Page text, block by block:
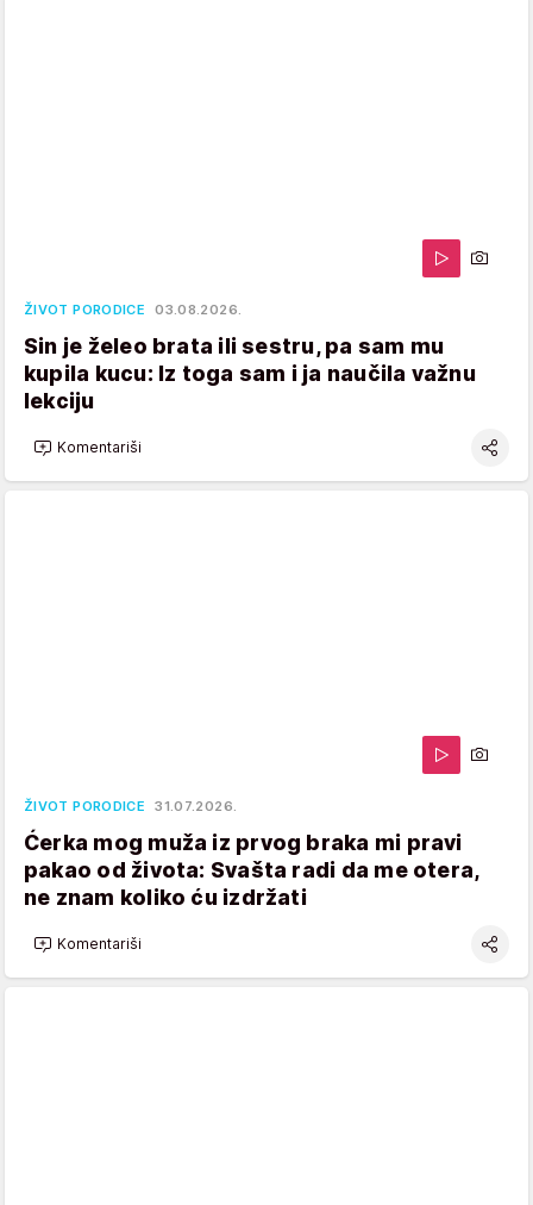
ŽIVOT PORODICE 03.08.2026.
Sin je želeo brata ili sestru, pa sam mu
kupila kucu: Iz toga sam i ja naučila važnu
lekciju
Komentariši
ŽIVOT PORODICE 31.07.2026.
Ćerka mog muža iz prvog braka mi pravi
pakao od života: Svašta radi da me otera,
ne znam koliko ću izdržati
Komentariši